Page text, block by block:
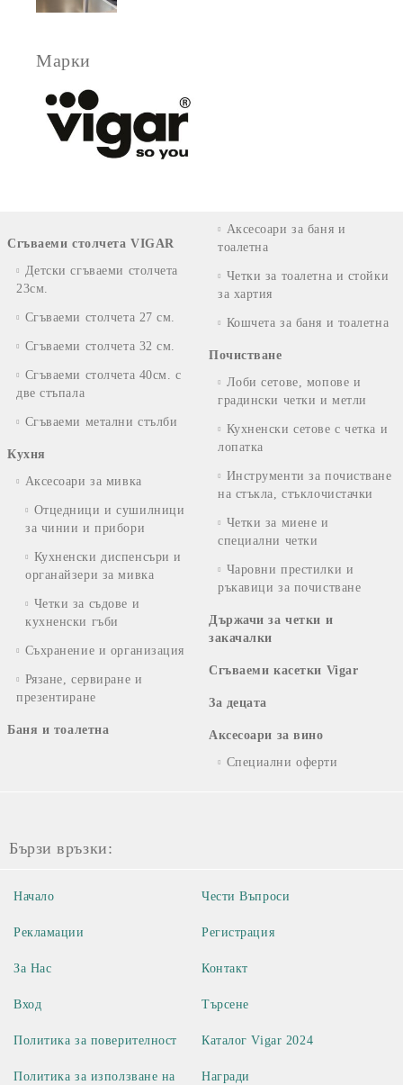
Марки
Сгъваеми столчета VIGAR
Детски сгъваеми столчета
23см.
Сгъваеми столчета 27 см.
Сгъваеми столчета 32 см.
Сгъваеми столчета 40см. с
две стъпала
Сгъваеми метални стълби
Кухня
Аксесоари за мивка
Отцедници и сушилници
за чинии и прибори
Кухненски диспенсъри и
органайзери за мивка
Четки за съдове и
кухненски гъби
Съхранение и организация
Рязане, сервиране и
презентиране
Баня и тоалетна
Аксесоари за баня и
тоалетна
Четки за тоалетна и стойки
за хартия
Кошчета за баня и тоалетна
Почистване
Лоби сетове, мопове и
градински четки и метли
Кухненски сетове с четка и
лопатка
Инструменти за почистване
на стъкла, стъклочистачки
Четки за миене и
специални четки
Чаровни престилки и
ръкавици за почистване
Държачи за четки и
закачалки
Сгъваеми касетки Vigar
За децата
Аксесоари за вино
Специални оферти
Бързи връзки:
Начало
Рекламации
За Нас
Вход
Чести Въпроси
Регистрация
Контакт
Търсене
Политика за поверителност
Политика за използване на
Каталог Vigar 2024
Награди